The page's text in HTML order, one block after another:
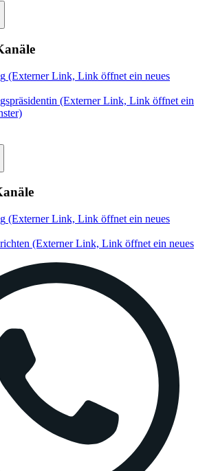
(Externer Link, Link öffnet ein neues
(Externer Link, Link öffnet ein
(Externer Link, Link öffnet ein neues
(Externer Link, Link öffnet ein neues